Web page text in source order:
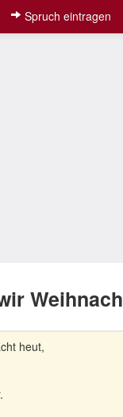
Spruch eintragen
heut,